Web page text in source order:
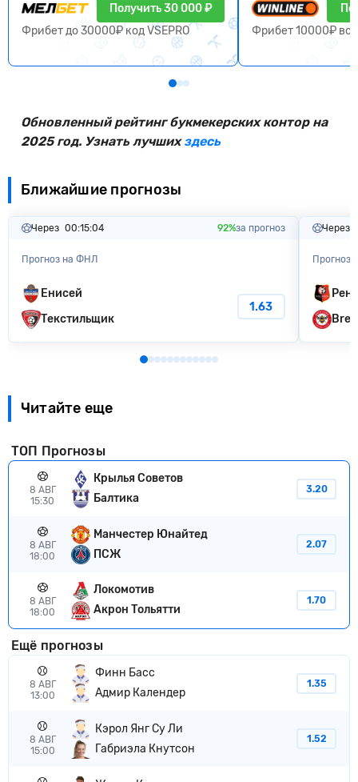
Получить 30 000 ₽
Фрибет до 30000₽ код VSEPRO
Фрибет 10000₽
Обновленный рейтинг букмекерских контор на
2025 год. Узнать лучшихздесь
Ближайшие прогнозы
Через 00:15:03 92%за прогноз
Прогноз на ФНЛ
Енисей
Текстильщик
1.63
Через
Прогноз
Читайте еще
ТОП Прогнозы
8 АВГ
15:30
Крылья Советов
Балтика
3.20
8 АВГ
18:00
Манчестер Юнайтед
ПСЖ
2.07
8 АВГ
18:00
Локомотив
Акрон Тольятти
1.70
Ещё прогнозы
8 АВГ
13:00
Финн Басс
Адмир Календер
1.35
8 АВГ
15:00
Кэрол Янг Су Ли
Габриэла Кнутсон
1.52